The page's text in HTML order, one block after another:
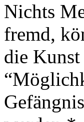
Nichts
fremd,
die Kunst